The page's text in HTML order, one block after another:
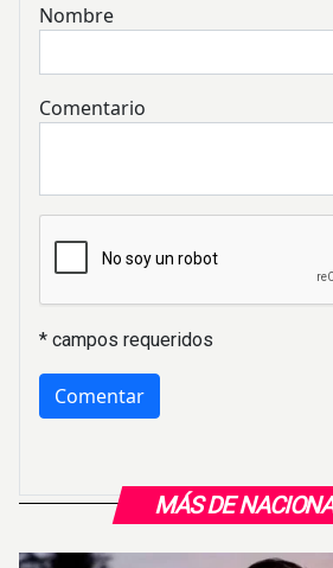
MÁS DE
Nombre
Comentario
* campos requeridos